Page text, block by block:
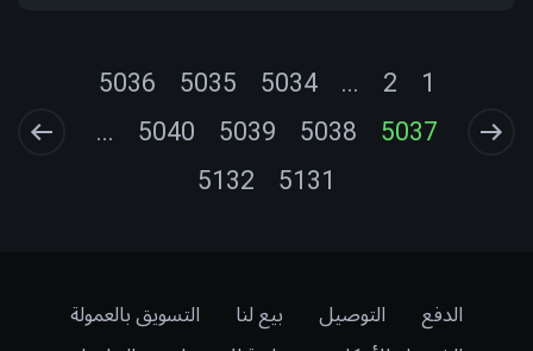
1
2
...
5034
5035
5036
5037
5038
5039
5040
...
5131
5132
الدفع التوصيل بيع لنا
التسويق بالعمولة